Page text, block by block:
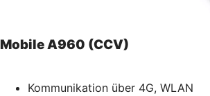
Mobile A960 (CCV)
Kommunikation über 4G, WLAN